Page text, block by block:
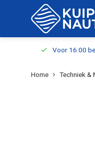
Voor 16:00
Home Techniek &